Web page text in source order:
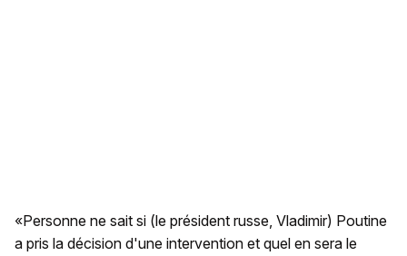
«Personne ne sait si (le président russe, Vladimir) Poutine
a pris la décision d'une intervention et quel en sera le